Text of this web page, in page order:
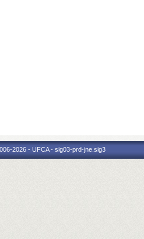
2026 - UFCA - sig03-prd-jne.sig3